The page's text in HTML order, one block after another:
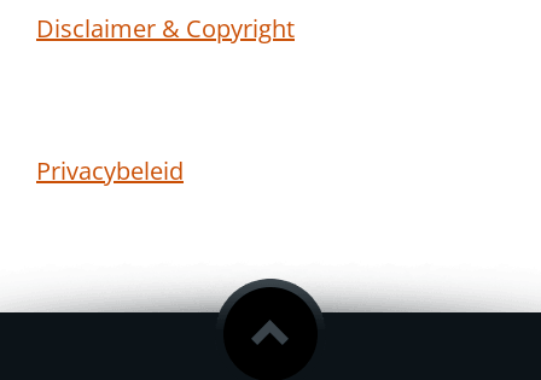
Disclaimer & Copyright
Privacybeleid